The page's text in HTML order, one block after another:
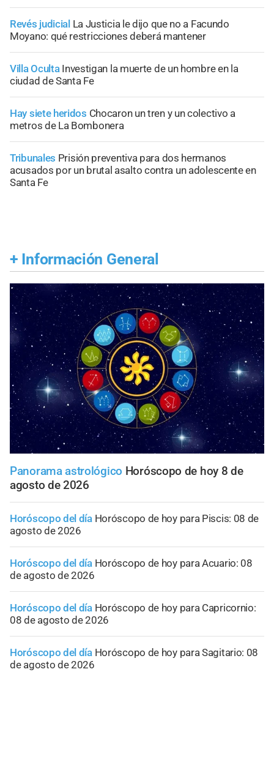
Revés judicial La Justicia le dijo que no a Facundo
Moyano: qué restricciones deberá mantener
Villa Oculta Investigan la muerte de un hombre en la
ciudad de Santa Fe
Hay siete heridos Chocaron un tren y un colectivo a
metros de La Bombonera
Tribunales Prisión preventiva para dos hermanos
acusados por un brutal asalto contra un adolescente en
Santa Fe
+ Información General
Panorama astrológico Horóscopo de hoy 8 de
agosto de 2026
Horóscopo del día Horóscopo de hoy para Piscis: 08 de
agosto de 2026
Horóscopo del día Horóscopo de hoy para Acuario: 08
de agosto de 2026
Horóscopo del día Horóscopo de hoy para Capricornio:
08 de agosto de 2026
Horóscopo del día Horóscopo de hoy para Sagitario: 08
de agosto de 2026